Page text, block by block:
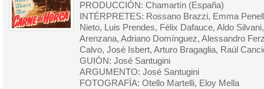
PRODUCCIÓN: Chamartín (España)
INTÉRPRETES: Rossano Brazzi, Emma
Nieto, Luis Prendes, Félix Dafauce, Aldo
Arenzana, Adriano Domínguez, Alessandro
Calvo, José Isbert, Arturo Bragaglia, Raúl
GUIÓN: José Santugini
ARGUMENTO: José Santugini
FOTOGRAFÍA: Otello Martelli, Eloy Mella